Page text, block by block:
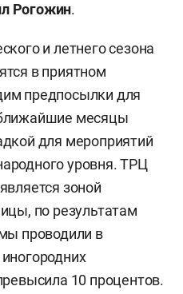
Рогожин.
и летнего сезона
в приятном
предпосылки для
месяцы
для мероприятий
уровня. ТРЦ
зоной
по результатам
проводили в
10 процентов.